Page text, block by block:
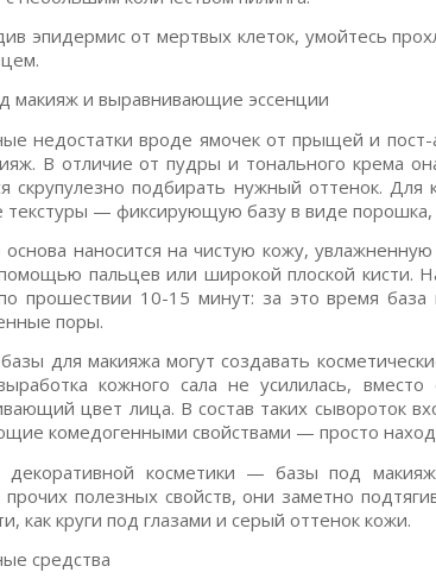
эпидермис от мертвых клеток, умойтесь
макияж и выравнивающие эссенции
недостатки вроде ямочек от прыщей и
В отличие от пудры и тонального крема
скрупулезно подбирать нужный оттенок.
текстуры — фиксирующую базу в виде порошка,
наносится на чистую кожу,
пальцев или широкой плоской кисти.
прошествии 10-15 минут: за это время
поры.
для макияжа могут создавать
кожного сала не усилилась,
цвет лица. В состав таких сывороток
комедогенными свойствами — просто
декоративной косметики — базы под макияж
полезных свойств, они заметно
как круги под глазами и серый оттенок кожи.
средства